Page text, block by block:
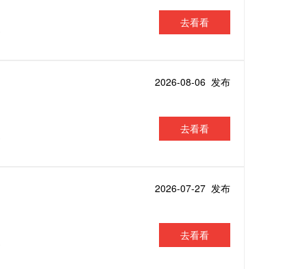
去看看
2026-08-06 发布
去看看
2026-07-27 发布
去看看